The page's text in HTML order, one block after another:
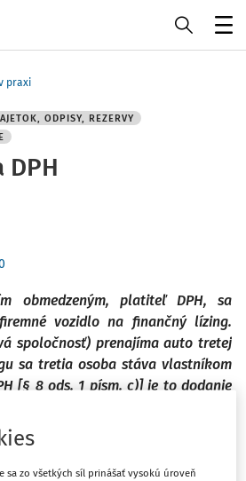
praxi
ODPISY, REZERVY
DPH
obmedzeným, platiteľ DPH, sa
vozidlo na finančný lízing.
spoločnosť) prenajíma auto tretej
sa tretia osoba stáva vlastníkom
[§ 8 ods. 1 písm. c)] je to dodanie
prvej zvýšenej splátky. To
bude celá hodnota vozidla s DPH,
časť faktúry (1. zvýšená splátka).
sa zo všetkých síl prinášať vysokú úroveň